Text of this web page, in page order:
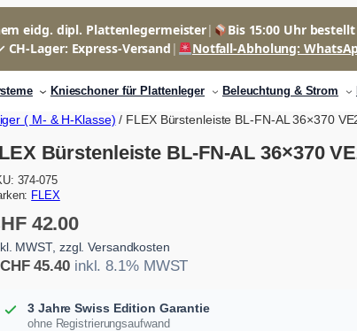
eidg. dipl. Plattenlegermeister| Bis 15:00 Uhr
CH-Lager: Express-Versand | Notfall-Abholung:
Knieschoner für Plattenleger Beleuchtung & Strom
( M- & H-Klasse) / FLEX Bürstenleiste BL-FN-AL 36×370
Bürstenleiste BL-FN-AL 36×370
42.00
MWST, zzgl. Versandkosten
CHF45.40inkl. 8.1% MWST
3 Jahre Swiss Edition Garantie
ohne Registrierungsaufwand
374-075
FLEX